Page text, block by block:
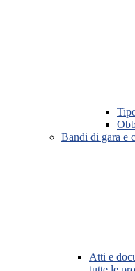
Bandi di gara e
Atti e